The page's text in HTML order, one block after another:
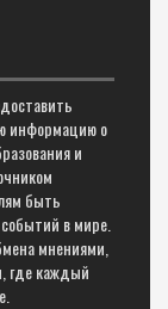
информацию о
и
быть
в мире.
мнениями,
где каждый